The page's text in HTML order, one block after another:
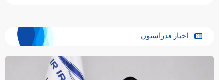
اخبار فدراسیون